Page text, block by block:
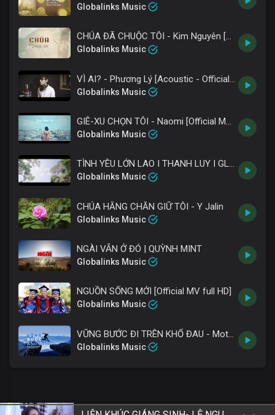
Globalinks Music
CHÚA ĐÃ CHUỘC TÔI - Kim Nguyên [Live Concert]
Globalinks Music
VÌ AI? - Phương Lý [Acoustic - Official MV full HD]
Globalinks Music
GIÊ-XU CHỌN TÔI - Naomi [Official MV 4K]
Globalinks Music
TÌNH YÊU LỚN LAO I THANH LUY I GLOBALINKS 2022
Globalinks Music
CHÚA HẰNG CHĂN GIỮ TÔI - Y Jalin
Globalinks Music
NGÀI VẪN Ở ĐÓ | QUỲNH MINT
Globalinks Music
NGUỒN SỐNG MỚI [Official MV full HD]
Globalinks Music
Globalinks Music